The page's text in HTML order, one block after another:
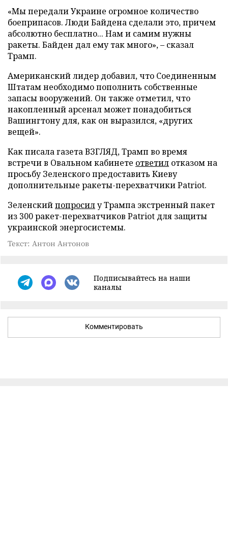
«Мы передали Украине огромное количество
боеприпасов. Люди Байдена сделали это, причем
абсолютно бесплатно... Нам и самим нужны
ракеты. Байден дал ему так много», – сказал
Трамп.
Американский лидер добавил, что Соединенным
Штатам необходимо пополнить собственные
запасы вооружений. Он также отметил, что
накопленный арсенал может понадобиться
Вашингтону для, как он выразился, «других
вещей».
Как писала газета ВЗГЛЯД, Трамп во время
встречи в Овальном кабинете ответил отказом на
просьбу Зеленского предоставить Киеву
дополнительные ракеты-перехватчики Patriot.
Зеленскийпопросилу Трампа экстренный пакет
из 300 ракет-перехватчиков Patriot для защиты
украинской энергосистемы.
Текст: Антон Антонов
Подписывайтесь на наши
каналы
Комментировать